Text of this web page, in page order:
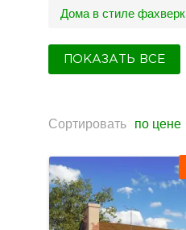
Дома в стиле фахверк
ПОКАЗАТЬ ВСЕ
Сортировать по цене